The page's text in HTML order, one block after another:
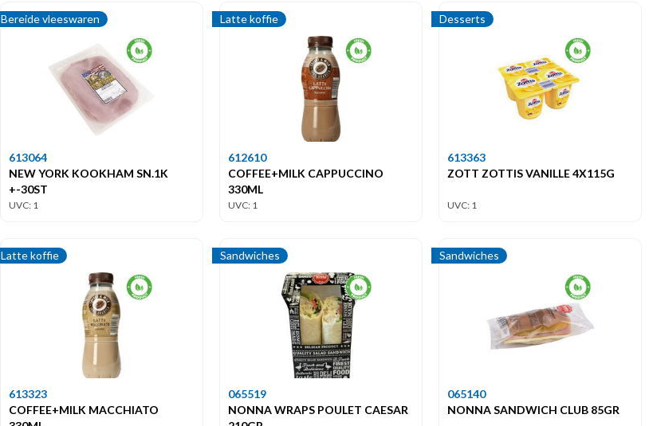
Bereide vleeswaren
613064
NEW YORK KOOKHAM SN.1K
+-30ST
UVC: 1
Latte koffie
612610
COFFEE+MILK CAPPUCCINO
330ML
UVC: 1
Desserts
613363
ZOTT ZOTTIS VANILLE 4X115G
UVC: 1
Latte koffie
613323
COFFEE+MILK MACCHIATO
Sandwiches
065519
NONNA WRAPS POULET CAESAR
Sandwiches
065140
NONNA SANDWICH CLUB 85GR